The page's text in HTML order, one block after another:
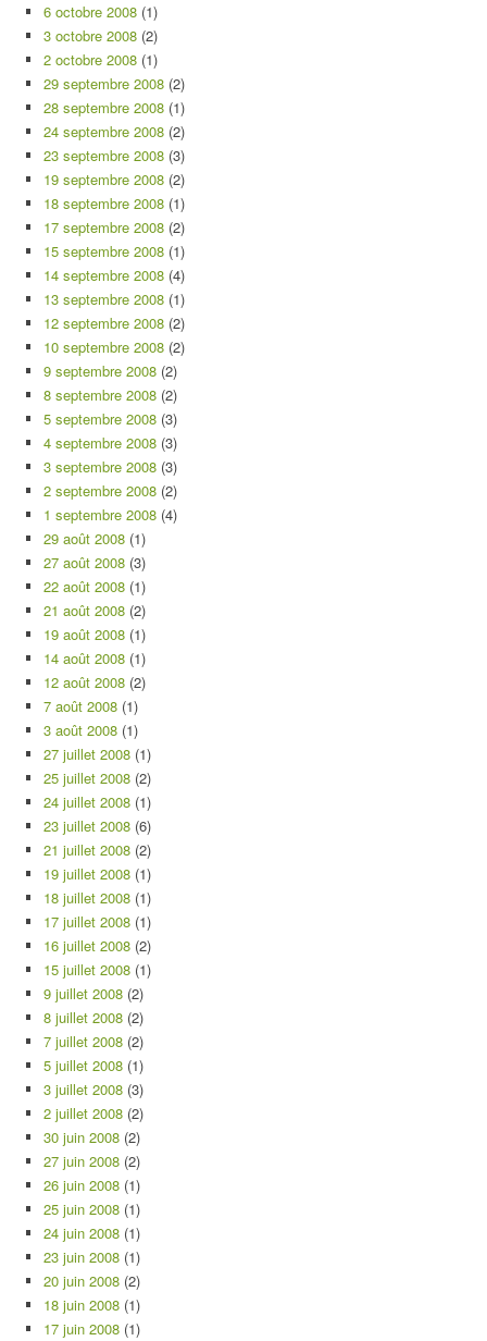
6 octobre 2008 (1)
3 octobre 2008 (2)
2 octobre 2008 (1)
29 septembre 2008 (2)
28 septembre 2008 (1)
24 septembre 2008 (2)
23 septembre 2008 (3)
19 septembre 2008 (2)
18 septembre 2008 (1)
17 septembre 2008 (2)
15 septembre 2008 (1)
14 septembre 2008 (4)
13 septembre 2008 (1)
12 septembre 2008 (2)
10 septembre 2008 (2)
9 septembre 2008 (2)
8 septembre 2008 (2)
5 septembre 2008 (3)
4 septembre 2008 (3)
3 septembre 2008 (3)
2 septembre 2008 (2)
1 septembre 2008 (4)
29 août 2008 (1)
27 août 2008 (3)
22 août 2008 (1)
21 août 2008 (2)
19 août 2008 (1)
14 août 2008 (1)
12 août 2008 (2)
7 août 2008 (1)
3 août 2008 (1)
27 juillet 2008 (1)
25 juillet 2008 (2)
24 juillet 2008 (1)
23 juillet 2008 (6)
21 juillet 2008 (2)
19 juillet 2008 (1)
18 juillet 2008 (1)
17 juillet 2008 (1)
16 juillet 2008 (2)
15 juillet 2008 (1)
9 juillet 2008 (2)
8 juillet 2008 (2)
7 juillet 2008 (2)
5 juillet 2008 (1)
3 juillet 2008 (3)
2 juillet 2008 (2)
30 juin 2008 (2)
27 juin 2008 (2)
26 juin 2008 (1)
25 juin 2008 (1)
24 juin 2008 (1)
23 juin 2008 (1)
20 juin 2008 (2)
18 juin 2008 (1)
17 juin 2008 (1)